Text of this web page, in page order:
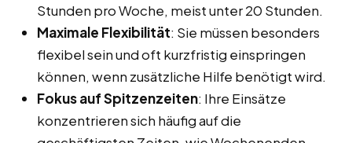
Stunden pro Woche, meist unter 20 Stunden.
Maximale Flexibilität: Sie müssen besonders
flexibel sein und oft kurzfristig einspringen
können, wenn zusätzliche Hilfe benötigt wird.
Fokus auf Spitzenzeiten: Ihre Einsätze
konzentrieren sich häufig auf die